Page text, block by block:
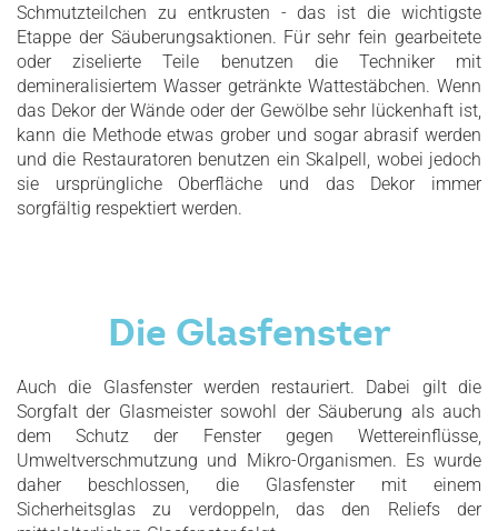
Schmutzteilchen zu entkrusten - das ist die wichtigste
Etappe der Säuberungsaktionen. Für sehr fein gearbeitete
oder ziselierte Teile benutzen die Techniker mit
demineralisiertem Wasser getränkte Wattestäbchen. Wenn
das Dekor der Wände oder der Gewölbe sehr lückenhaft ist,
kann die Methode etwas grober und sogar abrasif werden
und die Restauratoren benutzen ein Skalpell, wobei jedoch
sie ursprüngliche Oberfläche und das Dekor immer
sorgfältig respektiert werden.
Die Glasfenster
Auch die Glasfenster werden restauriert. Dabei gilt die
Sorgfalt der Glasmeister sowohl der Säuberung als auch
dem Schutz der Fenster gegen Wettereinflüsse,
Umweltverschmutzung und Mikro-Organismen. Es wurde
daher beschlossen, die Glasfenster mit einem
Sicherheitsglas zu verdoppeln, das den Reliefs der